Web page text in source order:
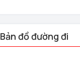
Bản đồ đường đi